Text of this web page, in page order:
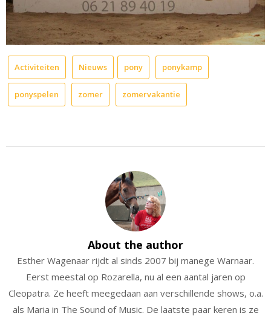
Activiteiten Nieuws pony ponykamp
ponyspelen zomer zomervakantie
About the author
Esther Wagenaar rijdt al sinds 2007 bij manege Warnaar.
Eerst meestal op Rozarella, nu al een aantal jaren op
Cleopatra. Ze heeft meegedaan aan verschillende shows, o.a.
als Maria in The Sound of Music. De laatste paar keren is ze